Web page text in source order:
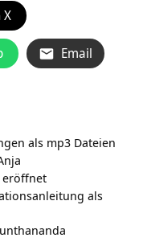
X
Email
als mp3 Dateien
eröffnet
als